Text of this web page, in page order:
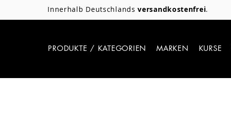
Innerhalb Deutschlandsversandkostenfrei.
PRODUKTE / KATEGORIEN MARKEN KURSE